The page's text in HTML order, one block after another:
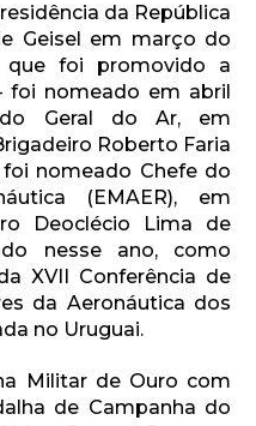
da República
Geisel em março do
foi promovido a
foi nomeado em abril
Geral do Ar, em
Roberto Faria
nomeado Chefe do
(EMAER), em
Deoclécio Lima de
nesse ano, como
XVII Conferência de
da Aeronáutica dos
no Uruguai.
Militar de Ouro com
de Campanha do